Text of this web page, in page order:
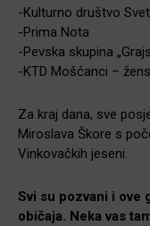
-Kulturno društvo
-Prima Nota
-Pevska skupina
-KTD Mošćanci –
Za kraj dana, sve
Miroslava Škore s
Vinkovačkih jeseni.
Svi su pozvani i ove
običaja. Neka vas